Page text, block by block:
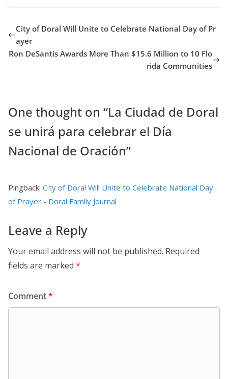
City of Doral Will Unite to Celebrate National Day of Pr
ayer
Ron DeSantis Awards More Than $15.6 Million to 10 Flo
rida Communities
One thought on “La Ciudad de Doral
se unirá para celebrar el Día
Nacional de Oración”
Pingback: City of Doral Will Unite to Celebrate National Day
of Prayer - Doral Family Journal
Leave a Reply
Your email address will not be published. Required
fields are marked *
Comment*